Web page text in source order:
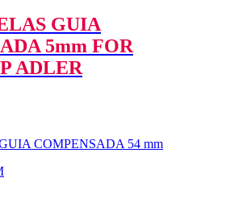
GUIA
5mm FOR
ADLER
COMPENSADA 54 mm